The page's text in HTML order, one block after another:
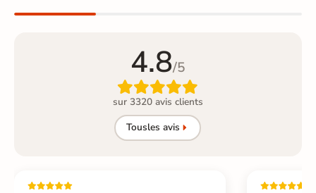
4.8/5

sur 3320 avis clients
Tousles avis